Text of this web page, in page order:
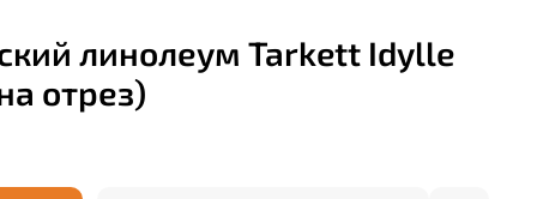
линолеум Tarkett Idylle
отрез)